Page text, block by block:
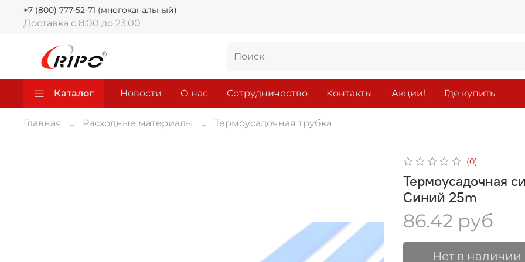
Доставка с 8:00 до 23:00
+7 (800) 777-52-71 (многоканальный)
Каталог Новости О нас Сотрудничество Контакты Акции! Где купить
Главная Расходные материалы Термоусадочная трубка
(0)
Термоусадочная
Синий 25m
86.42 руб
Нет в наличии